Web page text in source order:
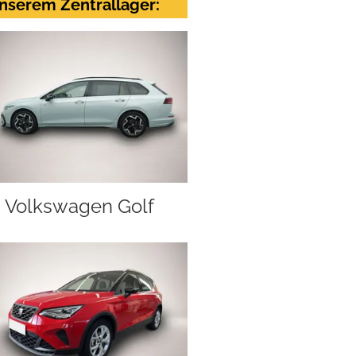
Zentrallager:
Volkswagen Golf